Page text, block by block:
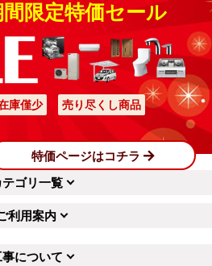
限定特価セール
庫僅少 売り尽くし商品
特価ページはコチラ
テゴリ一覧
利用案内
事について